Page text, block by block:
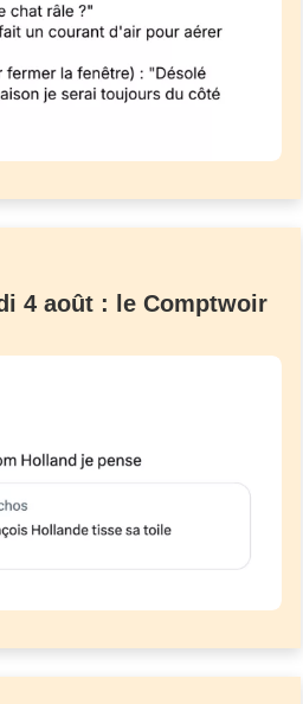
4 août : le Comptwoir